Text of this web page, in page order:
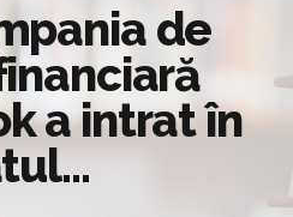
de
a intrat în